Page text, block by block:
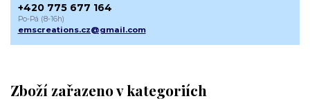
Zboží zařazeno v kategoriích
+420 775 677 164
Po-Pá (8-16h)
emscreations.cz@gmail.com